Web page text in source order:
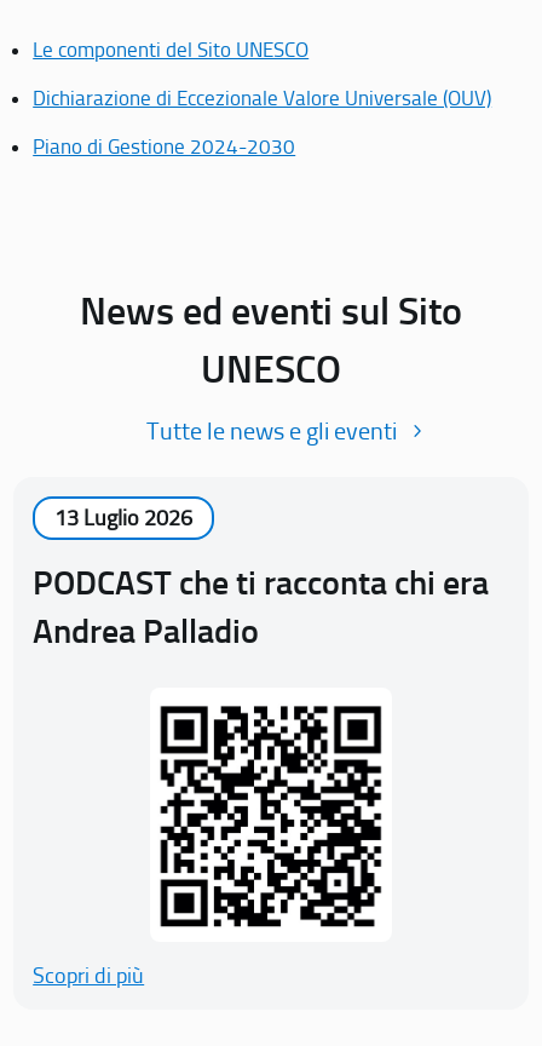
Le componenti del Sito UNESCO
Dichiarazione di Eccezionale Valore Universale (OUV)
Piano di Gestione 2024-2030
News ed eventi sul Sito
UNESCO
Tutte le news e gli eventi
13 Luglio 2026
PODCAST che ti racconta chi era
Andrea Palladio
Scopri di più